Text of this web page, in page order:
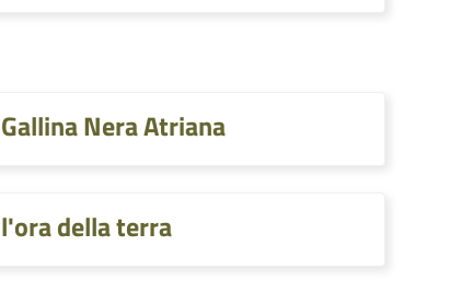
Gallina Nera Atriana
l'ora della terra